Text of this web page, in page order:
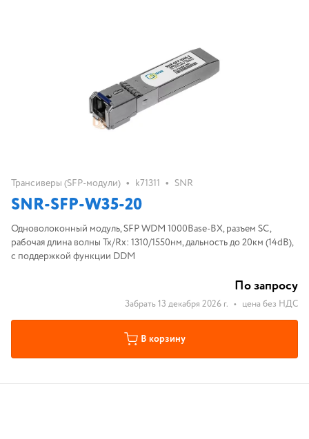
Трансиверы (SFP-модули) • k71311 • SNR
SNR-SFP-W35-20
Одноволоконный модуль, SFP WDM 1000Base-BX, разъем SC,
рабочая длина волны Tx/Rx: 1310/1550нм, дальность до 20км (14dB),
с поддержкой функции DDM
По запросу
Забрать 13 декабря 2026 г. • цена без НДС
В корзину